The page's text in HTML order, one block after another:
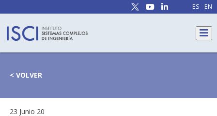
ES EN
< VOLVER
23 Junio 20